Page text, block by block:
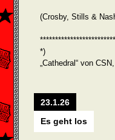
(Crosby, Stills &
*)
„Cathedral“ von
23.1.26
Es geht los